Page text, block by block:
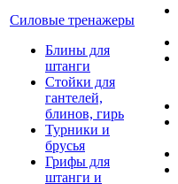
Силовые тренажеры
Блины для
штанги
Стойки для
гантелей,
блинов, гирь
Турники и
брусья
Грифы для
штанги и